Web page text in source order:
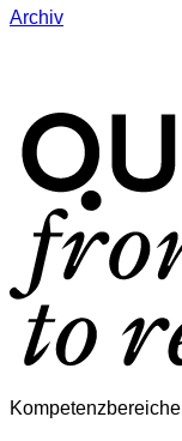
Archiv
Kompetenzbereiche